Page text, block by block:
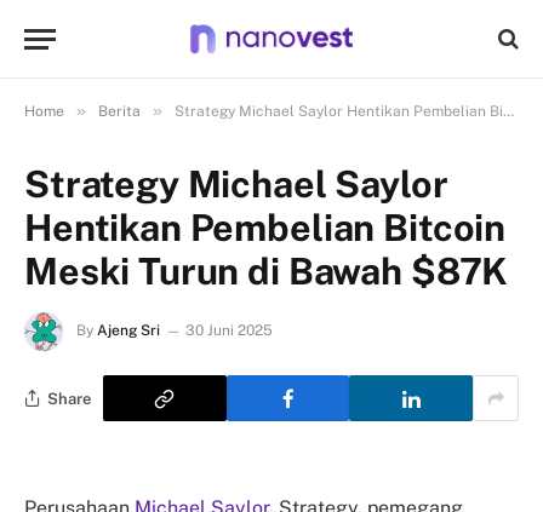
Home » Berita » Strategy Michael Saylor Hentikan Pembelian Bitcoin Meski Turun di Bawah $87K
Strategy Michael Saylor
Hentikan Pembelian Bitcoin
Meski Turun di Bawah $87K
By Ajeng Sri 30 Juni 2025
Share